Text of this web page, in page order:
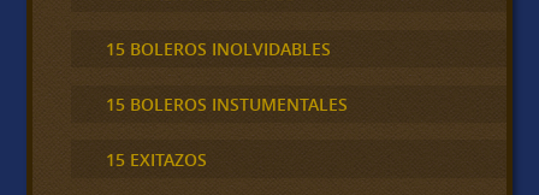
15 BOLEROS INOLVIDABLES
15 BOLEROS INSTUMENTALES
15 EXITAZOS